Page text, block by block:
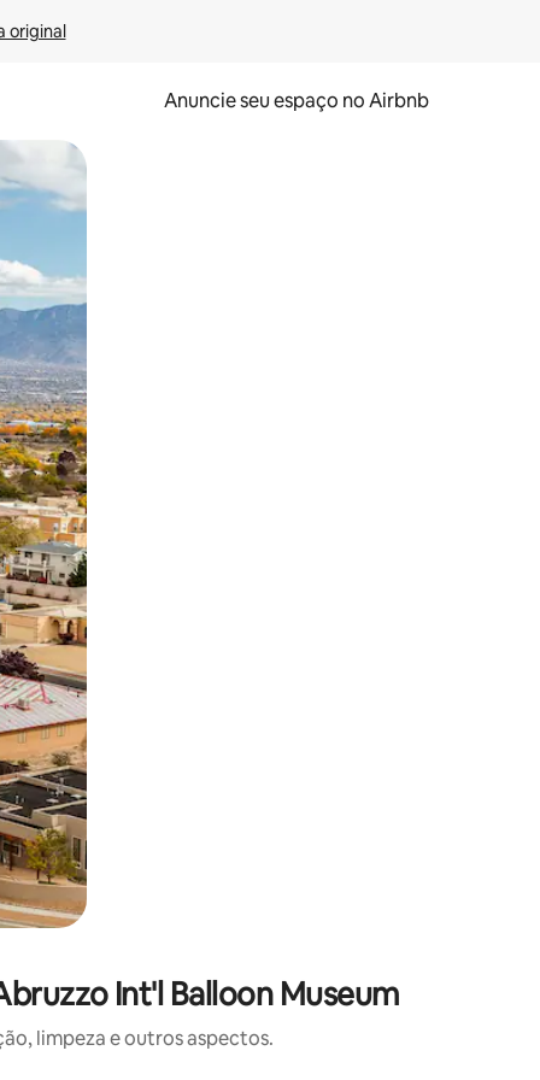
original
Anuncie seu espaço no Airbnb
o dedo na tela.
Int'l Balloon Museum
limpeza e outros aspectos.